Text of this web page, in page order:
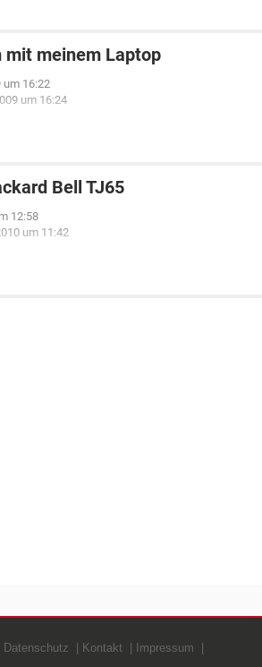
mit meinem Laptop
um 16:22
um 16:24
Bell TJ65
12:58
um 11:42
Datenschutz Kontakt
Impressum